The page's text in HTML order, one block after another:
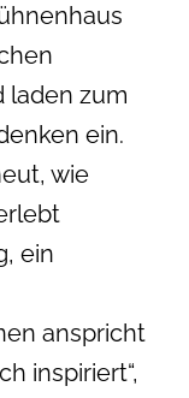
laden zum
ein.
wie
ein
anspricht
inspiriert“,